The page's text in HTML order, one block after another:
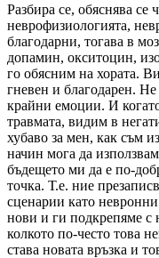
Разбира се, обяснява се
неврофизиологията,
благодарни, тогава в
допамин, окситоцин,
го обясним на хората.
гневен и благодарен.
крайни емоции. И
травмата, видим в
хубаво за мен, как съм
начин мога да
бъдещето ми да е по-
точка. Т.е. ние
сценарии като
нови и ги подкрепяме с
колкото по-често това
става новата връзка и